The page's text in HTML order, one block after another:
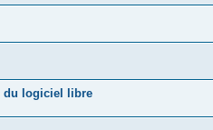
du logiciel libre